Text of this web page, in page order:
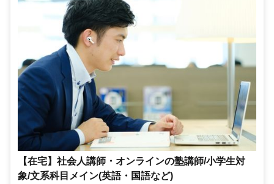
【在宅】社会人講師・オンラインの塾講師/小学生対
象/文系科目メイン(英語・国語など)